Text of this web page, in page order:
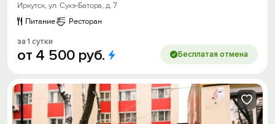
Иркутск, ул. Сухэ-Батора, д. 7
Питание
Ресторан
за 1 сутки
от 4 500 руб. Бесплатая отмена